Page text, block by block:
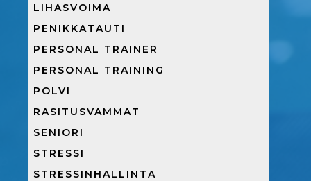
LIHASVOIMA
PENIKKATAUTI
PERSONAL TRAINER
PERSONAL TRAINING
POLVI
RASITUSVAMMAT
SENIORI
STRESSI
STRESSINHALLINTA